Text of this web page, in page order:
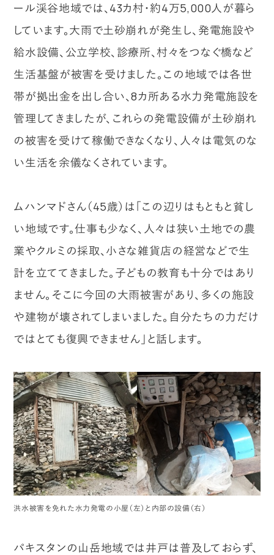
ール渓谷地域では、43カ村・約4万5,000人が暮ら
しています。大雨で土砂崩れが発生し、発電施設や
給水設備、公立学校、診療所、村々をつなぐ橋など
生活基盤が被害を受けました。この地域では各世
帯が拠出金を出し合い、8カ所ある水力発電施設を
管理してきましたが、これらの発電設備が土砂崩れ
の被害を受けて稼働できなくなり、人々は電気のな
い生活を余儀なくされています。
ムハンマドさん（45歳）は「この辺りはもともと貧し
い地域です。仕事も少なく、人々は狭い土地での農
業やクルミの採取、小さな雑貨店の経営などで生
計を立ててきました。子どもの教育も十分ではあり
ません。そこに今回の大雨被害があり、多くの施設
や建物が壊されてしまいました。自分たちの力だけ
ではとても復興できません」と話します。
洪水被害を免れた水力発電の小屋（左）と内部の設備（右）
パキスタンの山岳地域では井戸は普及しておらず、